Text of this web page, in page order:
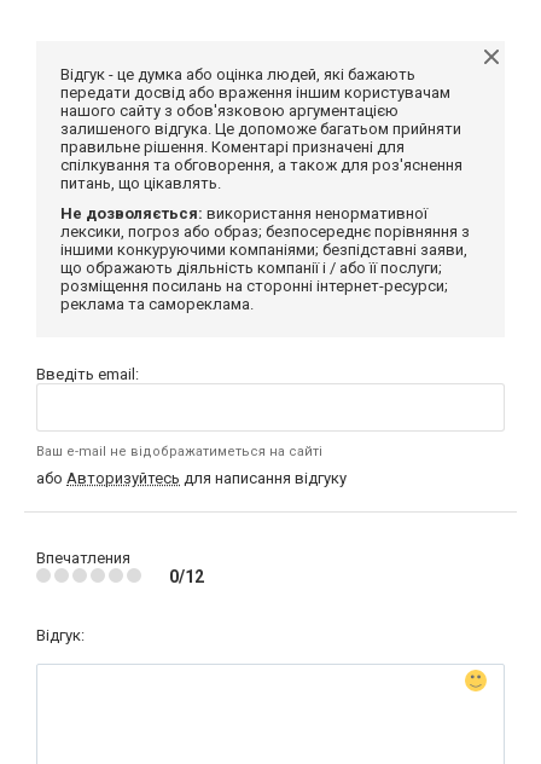
Відгук - це думка або оцінка людей, які бажають
передати досвід або враження іншим користувачам
нашого сайту з обов'язковою аргументацією
залишеного відгука. Це допоможе багатьом прийняти
правильне рішення. Коментарі призначені для
спілкування та обговорення, а також для роз'яснення
питань, що цікавлять.
Не дозволяється: використання ненормативної
лексики, погроз або образ; безпосереднє порівняння з
іншими конкуруючими компаніями; безпідставні заяви,
що ображають діяльність компанії і / або її послуги;
розміщення посилань на сторонні інтернет-ресурси;
реклама та самореклама.
Введіть email:
Ваш e-mail не відображатиметься на сайті
або Авторизуйтесь для написання відгуку
Впечатления
0/12
Відгук: